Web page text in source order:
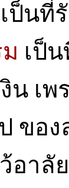
เป็น
เป็
งิน เ
ขอ
อาลั